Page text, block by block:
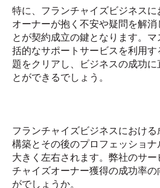
特に、フランチャイズビジネス
オーナーが抱く不安や疑問を解消
とが契約成立の鍵となります。
括的なサポートサービスを利用
題をクリアし、ビジネスの成功に
とができるでしょう。
フランチャイズビジネスにおける
構築とその後のプロフェッショ
大きく左右されます。弊社のサ
チャイズオーナー獲得の成功率
がでしょうか。